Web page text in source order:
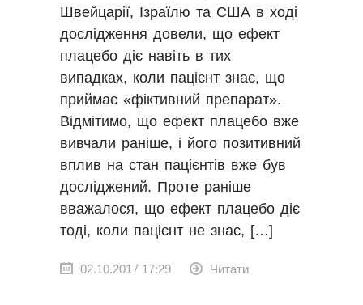
Швейцарії, Ізраїлю та США в ході
дослідження довели, що ефект
плацебо діє навіть в тих
випадках, коли пацієнт знає, що
приймає «фіктивний препарат».
Відмітимо, що ефект плацебо вже
вивчали раніше, і його позитивний
вплив на стан пацієнтів вже був
досліджений. Проте раніше
вважалося, що ефект плацебо діє
тоді, коли пацієнт не знає, […]
02.10.2017 17:29 Читати